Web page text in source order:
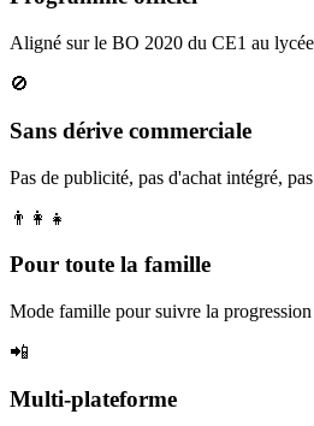
Aligné sur le BO 2020 du CE1 au
🚫
Sans dérive commerciale
Pas de publicité, pas d'achat intégré,
👨‍👩‍👧
Pour toute la famille
Mode famille pour suivre la
📲
Multi-plateforme